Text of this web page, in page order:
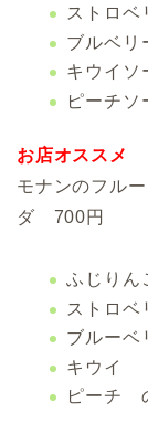
ストロ
ブルベ
キウイ
ピーチ
お店オススメ
モナンのフル
ダ 700円
ふじりん
ストロベ
ブルーベ
キウイ
ピーチ